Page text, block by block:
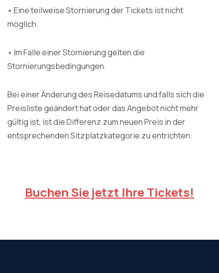
• Eine teilweise Stornierung der Tickets ist nicht
möglich.
• Im Falle einer Stornierung gelten die
Stornierungsbedingungen.
Bei einer Änderung des Reisedatums und falls sich die
Preisliste geändert hat oder das Angebot nicht mehr
gültig ist, ist die Differenz zum neuen Preis in der
entsprechenden Sitzplatzkategorie zu entrichten.
Buchen Sie jetzt Ihre Tickets!